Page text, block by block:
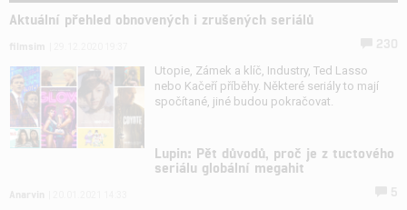
Aktuální přehled obnovených i zrušených seriálů
Utopie, Zámek a klíč, Industry, Ted Lasso
nebo Kačeří příběhy. Některé seriály to mají
spočítané, jiné budou pokračovat.
Lupin: Pět důvodů, proč je z tuctového
seriálu globální megahit